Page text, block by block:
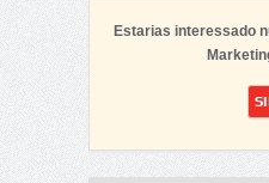
Estarias interessado